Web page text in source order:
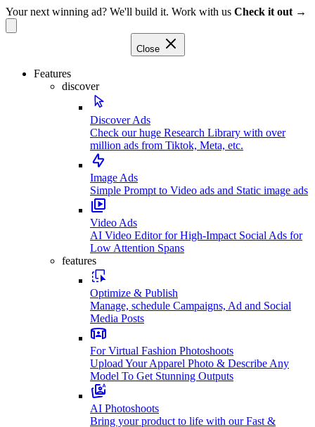
Your next winning ad? We'll build it. Work with us Check it out →
Close
Features
discover
Discover Ads
Check our huge Research Library with over
million ads from Tiktok, Meta, etc.
Image Ads
Simple Prompt to Video ads and Static image ads
Video Ads
AI Video Editor for High-Impact Social Ads for
Low Attention Spans
features
Optimize & Publish
Manage, schedule Campaigns, Ad and Social
Media Posts
For Virtual Fashion Photoshoots
Upload Your Apparel Photo & Describe Any
Model To Get Stunning Outputs
AI Photoshoots
Bring your product to life with our Fast &